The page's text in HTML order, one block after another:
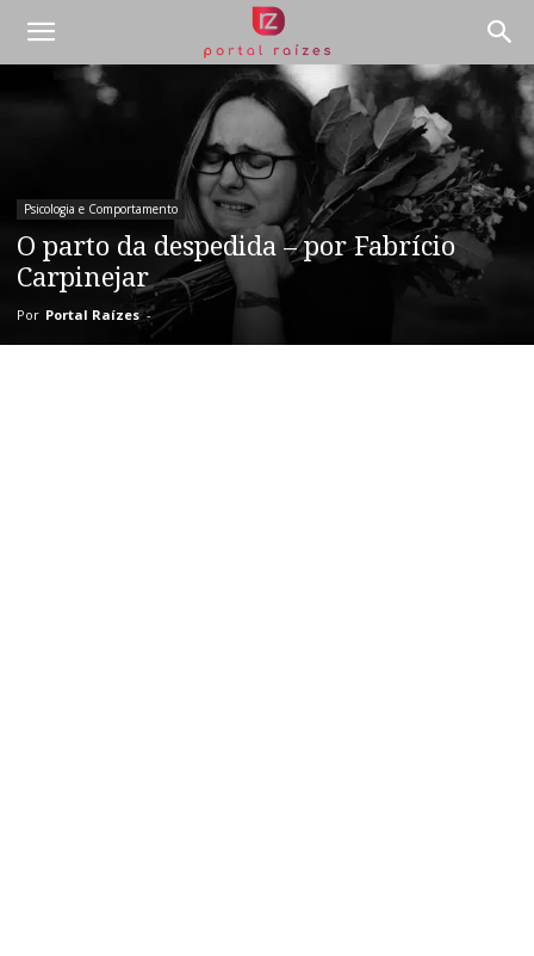
Psicologia e Comportamento
O parto da despedida – por Fabrício
Carpinejar
Por Portal Raízes -